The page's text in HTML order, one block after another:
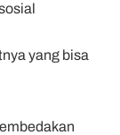
yang bisa